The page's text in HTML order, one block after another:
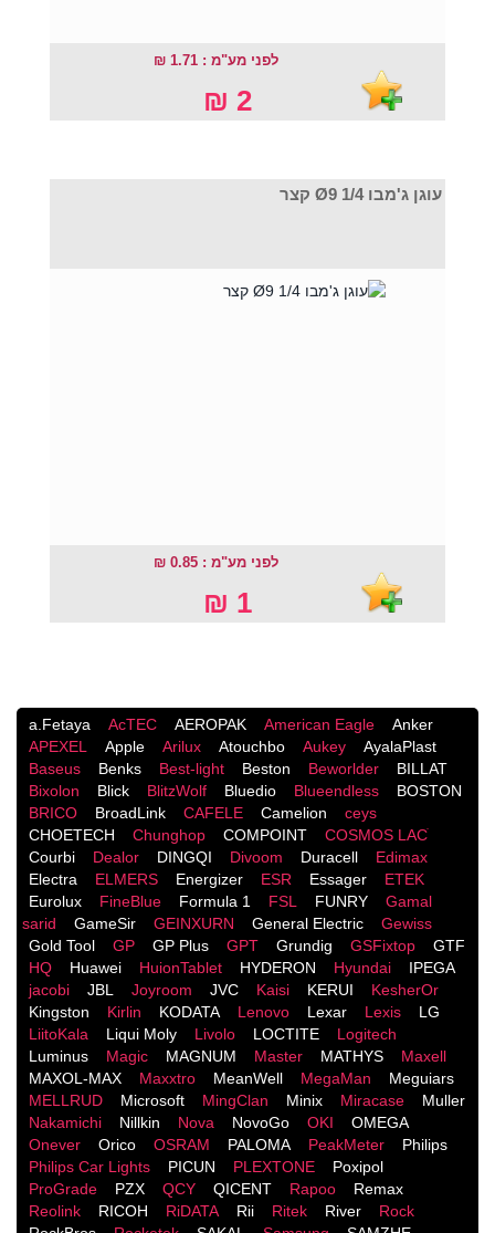
לפני מע"מ : 1.71 ₪
2 ₪
עוגן ג'מבו Ø9 1/4 קצר
לפני מע"מ : 0.85 ₪
1 ₪
a.Fetaya AcTEC AEROPAK American Eagle
Anker
APEXEL
Apple Arilux Atouchbo Aukey
AyalaPlast
Baseus
Benks Best-light Beston Beworlder
BILLAT
Bixolon
Blick BlitzWolf Bluedio Blueendless
BOSTON
BRICO
BroadLink CAFELE Camelion
ceys
CHOETECH
Chunghop COMPOINT
COSMOS LACֹ
Courbi
Dealor DINGQI Divoom Duracell
Edimax
Electra
ELMERS Energizer ESR Essager
ETEK
Eurolux
FineBlue Formula 1 FSL FUNRY
Gamal
sarid
GameSir GEINXURN General Electric
Gewiss
Gold Tool
GP GP Plus GPT Grundig GSFixtop
GTF
HQ
Huawei HuionTablet HYDERON Hyundai
IPEGA
jacobi
JBL Joyroom JVC Kaisi KERUI
KesherOr
Kingston
Kirlin KODATA Lenovo Lexar Lexis
LG
LiitoKala
Liqui Moly Livolo LOCTITE
Logitech
Luminus
Magic MAGNUM Master MATHYS
Maxell
MAXOL-MAX
Maxxtro MeanWell MegaMan
Meguiars
MELLRUD
Microsoft MingClan Minix Miracase
Muller
Nakamichi
Nillkin Nova NovoGo OKI
OMEGA
Onever
Orico OSRAM PALOMA PeakMeter
Philips
Philips Car Lights
PICUN PLEXTONE
Poxipol
ProGrade
PZX QCY QICENT Rapoo
Remax
Reolink
RICOH RiDATA Rii Ritek River
Rock